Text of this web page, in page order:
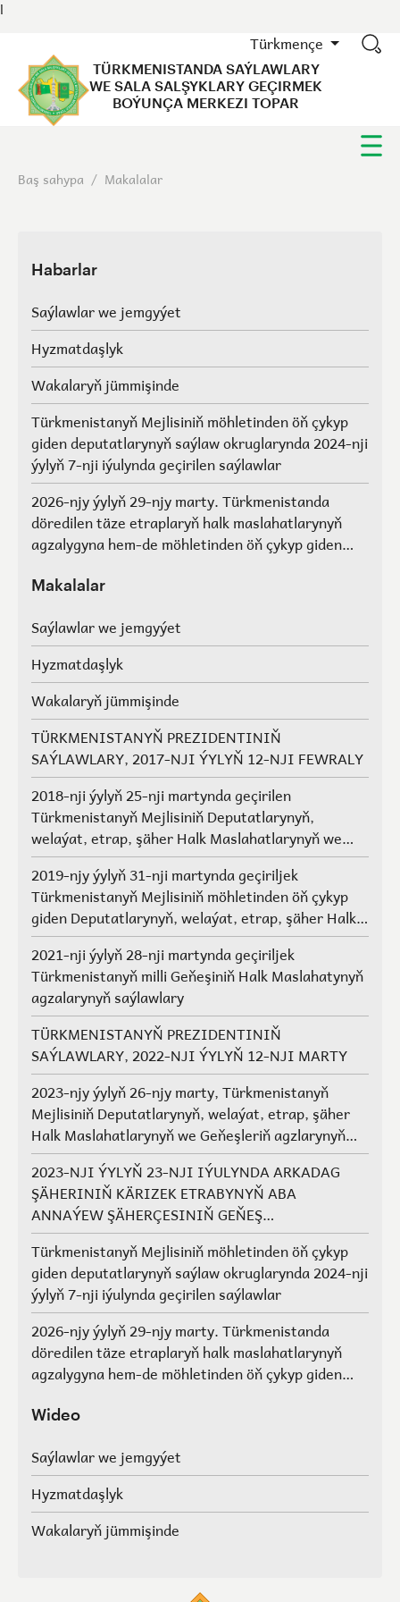
l
Türkmençe
TÜRKMENISTANDA SAÝLAWLARY
WE SALA SALŞYKLARY GEÇIRMEK
BOÝUNÇA MERKEZI TOPAR
Baş sahypa / Makalalar
Habarlar
Saýlawlar we jemgyýet
Hyzmatdaşlyk
Wakalaryň jümmişinde
Türkmenistanyň Mejlisiniň möhletinden öň çykyp
giden deputatlarynyň saýlaw okruglarynda 2024-nji
ýylyň 7-nji iýulynda geçirilen saýlawlar
2026-njy ýylyň 29-njy marty. Türkmenistanda
döredilen täze etraplaryň halk maslahatlarynyň
agzalygyna hem-de möhletinden öň çykyp giden
maslahatlarynyň we Geňeşleriň agzalarynyň ýerine
Makalalar
Saýlawlar we jemgyýet
Hyzmatdaşlyk
Wakalaryň jümmişinde
TÜRKMENISTANYŇ PREZIDENTINIŇ
SAÝLAWLARY, 2017-NJI ÝYLYŇ 12-NJI FEWRALY
2018-nji ýylyň 25-nji martynda geçirilen
Türkmenistanyň Mejlisiniň Deputatlarynyň,
welaýat, etrap, şäher Halk Maslahatlarynyň we
Geňeşleriň agzalarynyň saýlawlary.
2019-njy ýylyň 31-nji martynda geçiriljek
Türkmenistanyň Mejlisiniň möhletinden öň çykyp
giden Deputatlarynyň, welaýat, etrap, şäher Halk
Maslahatlarynyň we Geňeşleriň agzalarynyň ýerine
saýlawlar
2021-nji ýylyň 28-nji martynda geçiriljek
Türkmenistanyň milli Geňeşiniň Halk Maslahatynyň
agzalarynyň saýlawlary
TÜRKMENISTANYŇ PREZIDENTINIŇ
SAÝLAWLARY, 2022-NJI ÝYLYŇ 12-NJI MARTY
2023-njy ýylyň 26-njy marty, Türkmenistanyň
Mejlisiniň Deputatlarynyň, welaýat, etrap, şäher
Halk Maslahatlarynyň we Geňeşleriň agzlarynyň
saýlawlary
2023-NJI ÝYLYŇ 23-NJI IÝULYNDA ARKADAG
ŞÄHERINIŇ KÄRIZEK ETRABYNYŇ ABA
ANNAÝEW ŞÄHERÇESINIŇ GEŇEŞ
AGZALARYNYŇ SAÝLAWLARY
Türkmenistanyň Mejlisiniň möhletinden öň çykyp
giden deputatlarynyň saýlaw okruglarynda 2024-nji
ýylyň 7-nji iýulynda geçirilen saýlawlar
2026-njy ýylyň 29-njy marty. Türkmenistanda
döredilen täze etraplaryň halk maslahatlarynyň
agzalygyna hem-de möhletinden öň çykyp giden
maslahatlarynyň we Geňeşleriň agzalarynyň ýerine
Wideo
Saýlawlar we jemgyýet
Hyzmatdaşlyk
Wakalaryň jümmişinde